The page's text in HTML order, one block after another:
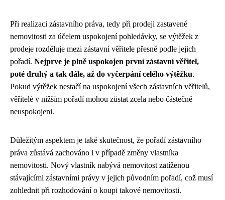
Při realizaci zástavního práva, tedy při prodeji zastavené
nemovitosti za účelem uspokojení pohledávky, se výtěžek z
prodeje rozděluje mezi zástavní věřitele přesně podle jejich
pořadí. Nejprve je plně uspokojen první zástavní věřitel,
poté druhý a tak dále, až do vyčerpání celého výtěžku.
Pokud výtěžek nestačí na uspokojení všech zástavních věřitelů,
věřitelé v nižším pořadí mohou zůstat zcela nebo částečně
neuspokojeni.
Důležitým aspektem je také skutečnost, že pořadí zástavního
práva zůstává zachováno i v případě změny vlastníka
nemovitosti. Nový vlastník nabývá nemovitost zatíženou
stávajícími zástavními právy v jejich původním pořadí, což musí
zohlednit při rozhodování o koupi takové nemovitosti.